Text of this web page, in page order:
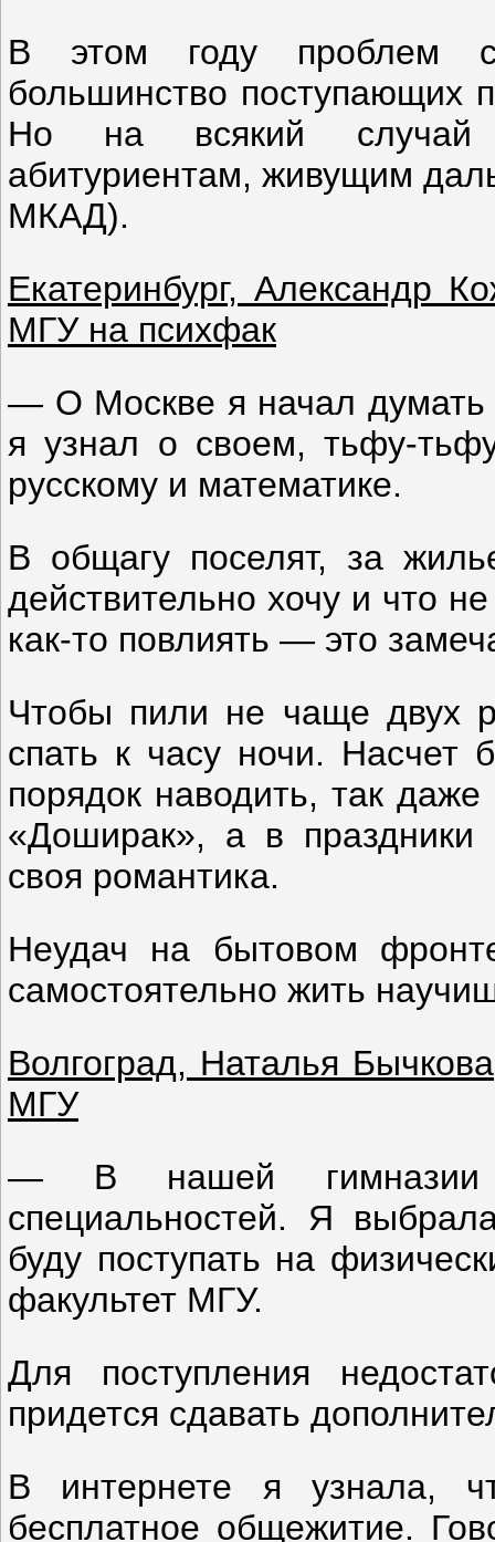
В этом году проблем
большинство поступающих
Но на всякий случай
абитуриентам, живущим
МКАД).
Екатеринбург, Александр
МГУ на психфак
— О Москве я начал думать
я узнал о своем, тьфу-
русскому и математике.
В общагу поселят, за
действительно хочу и что
как-то повлиять — это
Чтобы пили не чаще двух
спать к часу ночи. Насчет
порядок наводить, так
«Доширак», а в
своя романтика.
Неудач на бытовом
самостоятельно жить
Волгоград, Наталья
МГУ
— В нашей гимназии
специальностей. Я
буду поступать на
факультет МГУ.
Для поступления
придется сдавать
В интернете я узнала,
бесплатное общежитие.